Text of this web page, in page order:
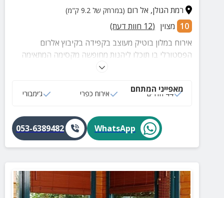
רמת הגולן, אל רום (במרחק של 9.2 ק"מ)
10 מצוין (
12 חוות דעת)
אירוח במלון בוטיק מעוצב בקפידה בקיבוץ אלרום
הפסטורלי בו תוכלו ליהנות מחופשה מקסימה המתאימה
לקבוצות או משפחות. חדרי שינה מרווחים, חדר רחצה
מאפייני המתחם
44 חדרים אירוח כפרי ג‘ימבורי
WhatsApp
053-6389482